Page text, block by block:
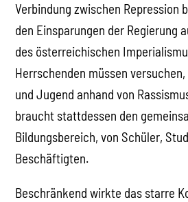
Verbindung zwischen Repression
den Einsparungen der Regierung
des österreichischen
Herrschenden müssen
und Jugend anhand von
braucht stattdessen den
Bildungsbereich, von Schüler,
Beschäftigten.
Beschränkend wirkte das starre